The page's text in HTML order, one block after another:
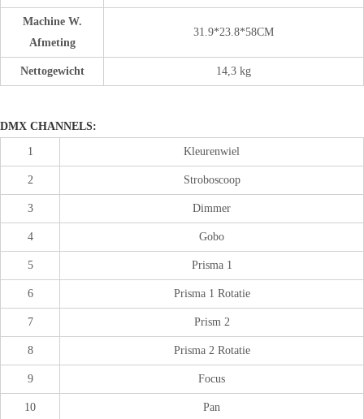
Machine W.
Afmeting
31.9*23.8*58CM
Nettogewicht 14,3 kg
DMX CHANNELS:
1 Kleurenwiel
2 Stroboscoop
3 Dimmer
4 Gobo
5 Prisma 1
6 Prisma 1 Rotatie
7 Prism 2
8 Prisma 2 Rotatie
9 Focus
10 Pan